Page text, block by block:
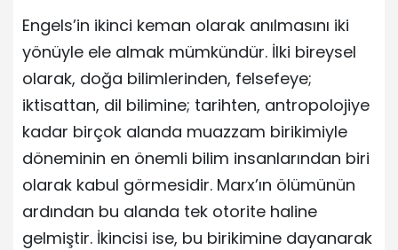
Engels’in ikinci keman olarak anılmasını iki
yönüyle ele almak mümkündür. İlki bireysel
olarak, doğa bilimlerinden, felsefeye;
iktisattan, dil bilimine; tarihten, antropolojiye
kadar birçok alanda muazzam birikimiyle
döneminin en önemli bilim insanlarından biri
olarak kabul görmesidir. Marx’ın ölümünün
ardından bu alanda tek otorite haline
gelmiştir. İkincisi ise, bu birikimine dayanarak